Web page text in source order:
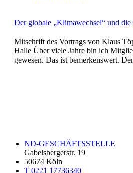
Der globale „Klimawechsel“ und
Mitschrift des Vortrags von Klaus
Halle Über viele Jahre bin ich
gewesen. Das ist bemerkenswert.
ND-GESCHÄFTSSTELLE
Gabelsbergerstr. 19
50674 Köln
T 0221 17736340